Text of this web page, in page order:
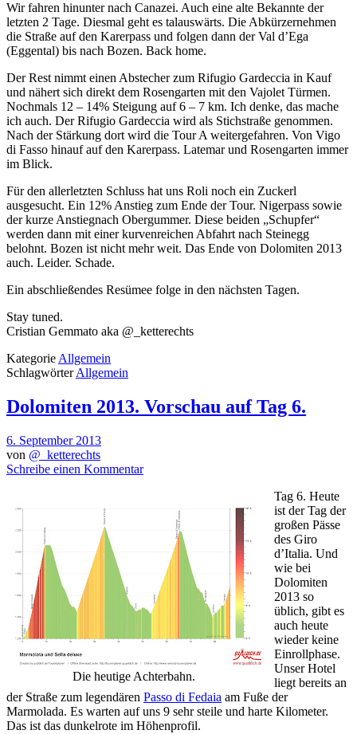
Wir fahren hinunter nach Canazei. Auch eine alte Bekannte der
letzten 2 Tage. Diesmal geht es talauswärts. Die Abkürzernehmen
die Straße auf den Karerpass und folgen dann der Val d’Ega
(Eggental) bis nach Bozen. Back home.
Der Rest nimmt einen Abstecher zum Rifugio Gardeccia in Kauf
und nähert sich direkt dem Rosengarten mit den Vajolet Türmen.
Nochmals 12 – 14% Steigung auf 6 – 7 km. Ich denke, das mache
ich auch. Der Rifugio Gardeccia wird als Stichstraße genommen.
Nach der Stärkung dort wird die Tour A weitergefahren. Von Vigo
di Fasso hinauf auf den Karerpass. Latemar und Rosengarten immer
im Blick.
Für den allerletzten Schluss hat uns Roli noch ein Zuckerl
ausgesucht. Ein 12% Anstieg zum Ende der Tour. Nigerpass sowie
der kurze Anstiegnach Obergummer. Diese beiden „Schupfer“
werden dann mit einer kurvenreichen Abfahrt nach Steinegg
belohnt. Bozen ist nicht mehr weit. Das Ende von Dolomiten 2013
auch. Leider. Schade.
Ein abschließendes Resümee folge in den nächsten Tagen.
Stay tuned.
Cristian Gemmato aka @_ketterechts
Kategorie Allgemein
SchlagwörterAllgemein
Dolomiten 2013. Vorschau auf Tag 6.
6. September 2013
von @_ketterechts
Schreibe einen Kommentar
Die heutige Achterbahn.
Tag 6. Heute
ist der Tag der
großen Pässe
des Giro
d’Italia. Und
wie bei
Dolomiten
2013 so
üblich, gibt es
auch heute
wieder keine
Einrollphase.
Unser Hotel
liegt bereits an
der Straße zum legendären Passo di Fedaia am Fuße der
Marmolada. Es warten auf uns 9 sehr steile und harte Kilometer.
Das ist das dunkelrote im Höhenprofil.